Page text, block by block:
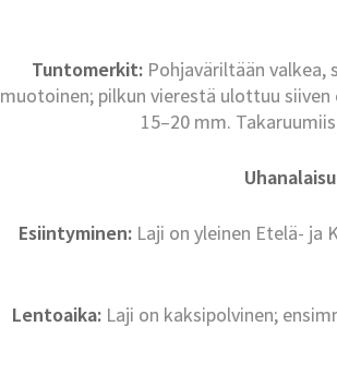
Tuntomerkit:Pohjaväriltään valkea,
muotoinen; pilkun vierestä ulottuu
15–20 mm.
Esiintyminen:Laji on yleinen Etelä- ja
Lentoaika: Laji on kaksipolvinen;